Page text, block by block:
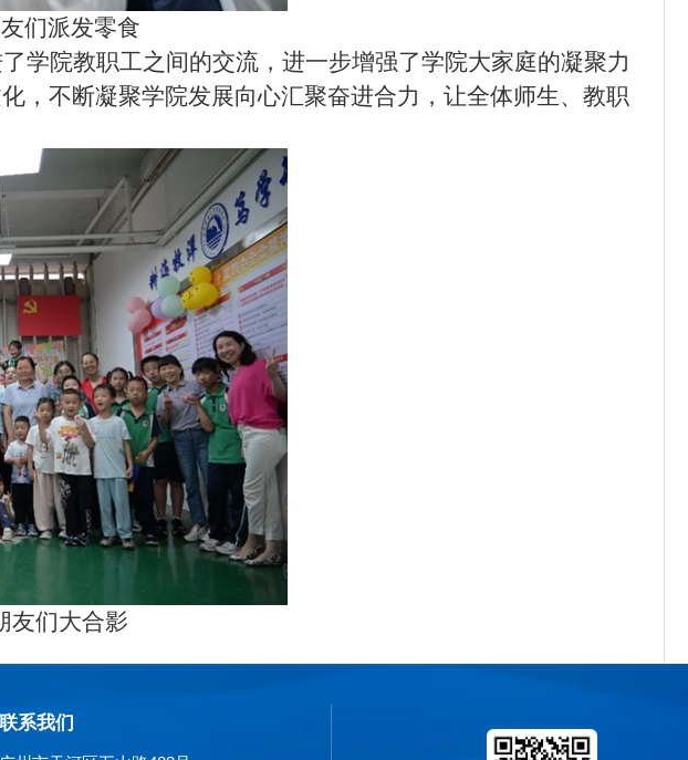
们派发零食
学院教职工之间的交流，进一步增强了学院大家庭的凝聚力
，不断凝聚学院发展向心汇聚奋进合力，让全体师生、教职
友们大合影
联系我们